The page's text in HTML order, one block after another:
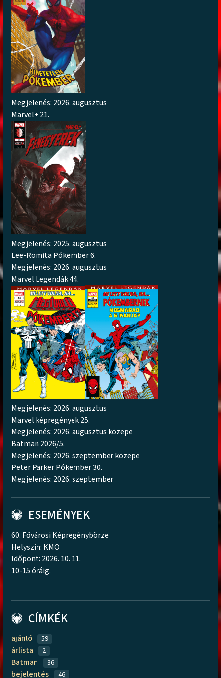
Megjelenés: 2026. augusztus
Marvel+ 21.
Megjelenés: 2025. augusztus
Lee-Romita Pókember 6.
Megjelenés: 2026. augusztus
Marvel Legendák 44.
Megjelenés: 2026. augusztus
Marvel képregények 25.
Megjelenés: 2026. augusztus közepe
Batman 2026/5.
Megjelenés: 2026. szeptember közepe
Peter Parker Pókember 30.
Megjelenés: 2026. szeptember
ESEMÉNYEK
60. Fővárosi Képregénybörze
Helyszín: KMO
Időpont: 2026. 10. 11.
10-15 óráig.
CÍMKÉK
ajánló 59
árlista 2
Batman 36
bejelentés 46